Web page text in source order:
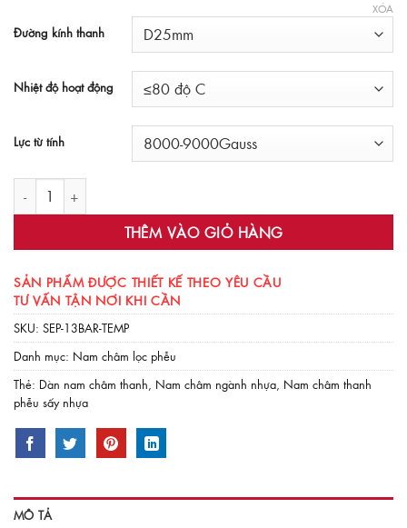
Đường kính thanh
Nhiệt độ hoạt động
Lực từ tính
XÓA
Bộ nam châm lọc phễu 13 thanh số lượng
THÊM VÀO GIỎ HÀNG
SẢN PHẨM ĐƯỢC THIẾT KẾ THEO YÊU CẦU
TƯ VẤN TẬN NƠI KHI CẦN
SKU: SEP-13BAR-TEMP
Danh mục: Nam châm lọc phễu
Thẻ: Dàn nam châm thanh, Nam châm ngành nhựa, Nam châm thanh
phễu sấy nhựa
MÔ TẢ